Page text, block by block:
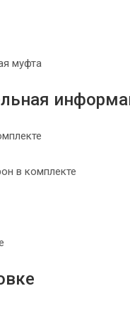
муфта
в комплекте